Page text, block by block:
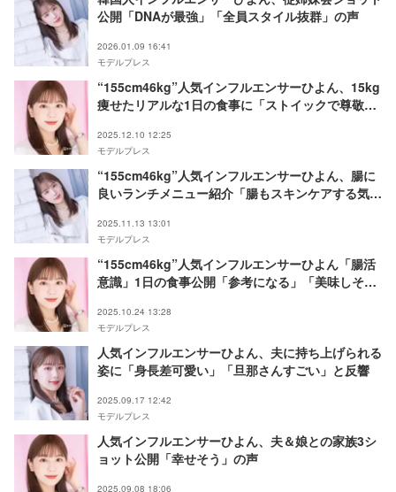
公開「DNAが最強」「全員スタイル抜群」の声
2026.01.09 16:41
モデルプレス
“155cm46kg”人気インフルエンサーひよん、15kg
痩せたリアルな1日の食事に「ストイックで尊敬」
2025.12.10 12:25
モデルプレス
“155cm46kg”人気インフルエンサーひよん、腸に
良いランチメニュー紹介「腸もスキンケアする気持
2025.11.13 13:01
モデルプレス
“155cm46kg”人気インフルエンサーひよん「腸活
意識」1日の食事公開「参考になる」「美味しそ
2025.10.24 13:28
モデルプレス
人気インフルエンサーひよん、夫に持ち上げられる
姿に「身長差可愛い」「旦那さんすごい」と反響
2025.09.17 12:42
モデルプレス
人気インフルエンサーひよん、夫＆娘との家族3シ
ョット公開「幸せそう」の声
2025.09.08 18:06